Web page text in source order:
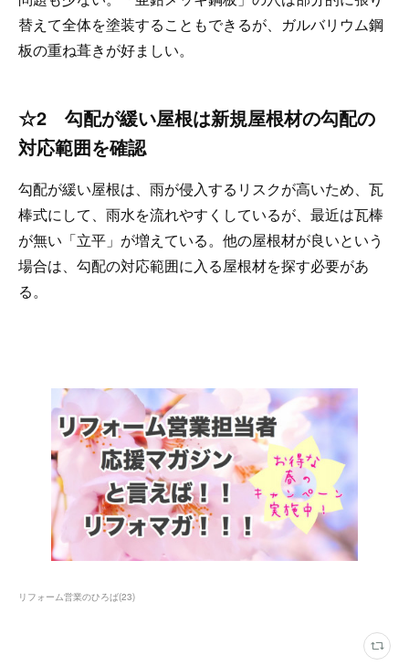
替えて全体を塗装することもできるが、ガルバリウム鋼
板の重ね葺きが好ましい。
☆2 勾配が緩い屋根は新規屋根材の勾配の
対応範囲を確認
勾配が緩い屋根は、雨が侵入するリスクが高いため、瓦
棒式にして、雨水を流れやすくしているが、最近は瓦棒
が無い「立平」が増えている。他の屋根材が良いという
場合は、勾配の対応範囲に入る屋根材を探す必要があ
る。
リフォーム営業のひろば(23)